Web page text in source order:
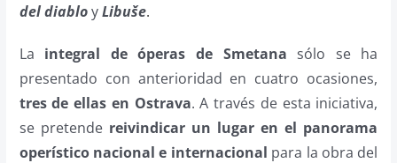
del diabloyLibuše.
La integral de óperas de Smetana sólo se ha
presentado con anterioridad en cuatro ocasiones,
tres de ellas en Ostrava. A través de esta iniciativa,
se pretende reivindicar un lugar en el panorama
operístico nacional e internacional para la obra del